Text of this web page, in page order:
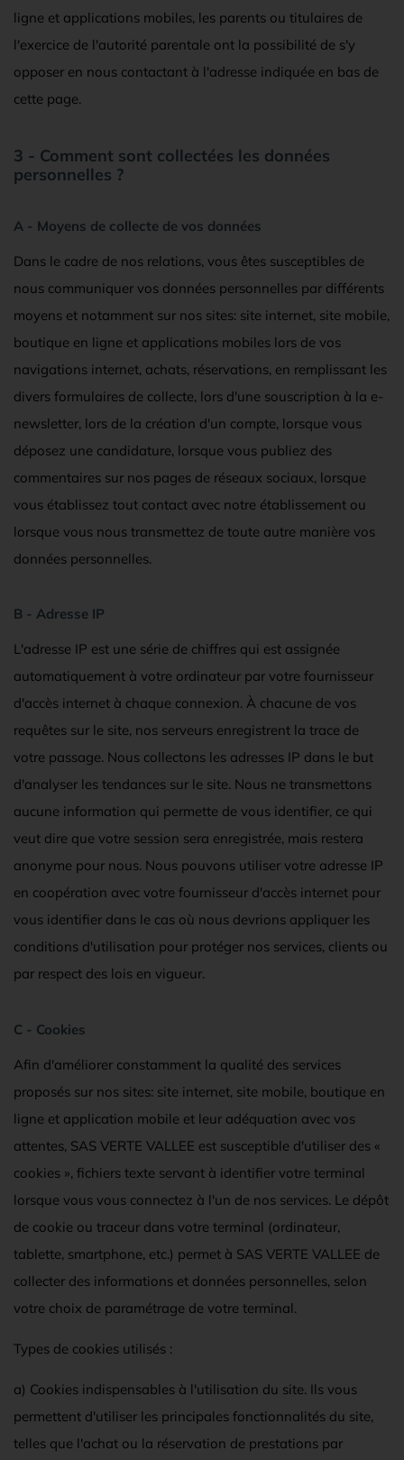
ligne et applications mobiles, les parents ou titulaires de
l'exercice de l'autorité parentale ont la possibilité de s'y
opposer en nous contactant à l'adresse indiquée en bas de
cette page.
3 - Comment sont collectées les données
personnelles ?
A - Moyens de collecte de vos données
Dans le cadre de nos relations, vous êtes susceptibles de
nous communiquer vos données personnelles par différents
moyens et notamment sur nos sites: site internet, site mobile,
boutique en ligne et applications mobiles lors de vos
navigations internet, achats, réservations, en remplissant les
divers formulaires de collecte, lors d'une souscription à la e-
newsletter, lors de la création d'un compte, lorsque vous
déposez une candidature, lorsque vous publiez des
commentaires sur nos pages de réseaux sociaux, lorsque
vous établissez tout contact avec notre établissement ou
lorsque vous nous transmettez de toute autre manière vos
données personnelles.
B - Adresse IP
L'adresse IP est une série de chiffres qui est assignée
automatiquement à votre ordinateur par votre fournisseur
d'accès internet à chaque connexion. À chacune de vos
requêtes sur le site, nos serveurs enregistrent la trace de
votre passage. Nous collectons les adresses IP dans le but
d'analyser les tendances sur le site. Nous ne transmettons
aucune information qui permette de vous identifier, ce qui
veut dire que votre session sera enregistrée, mais restera
anonyme pour nous. Nous pouvons utiliser votre adresse IP
en coopération avec votre fournisseur d'accès internet pour
vous identifier dans le cas où nous devrions appliquer les
conditions d'utilisation pour protéger nos services, clients ou
par respect des lois en vigueur.
C - Cookies
Afin d'améliorer constamment la qualité des services
proposés sur nos sites: site internet, site mobile, boutique en
ligne et application mobile et leur adéquation avec vos
attentes, SAS VERTE VALLEE est susceptible d'utiliser des «
cookies », fichiers texte servant à identifier votre terminal
lorsque vous vous connectez à l'un de nos services. Le dépôt
de cookie ou traceur dans votre terminal (ordinateur,
tablette, smartphone, etc.) permet à SAS VERTE VALLEE de
collecter des informations et données personnelles, selon
votre choix de paramétrage de votre terminal.
Types de cookies utilisés :
a) Cookies indispensables à l'utilisation du site. Ils vous
permettent d'utiliser les principales fonctionnalités du site,
telles que l'achat ou la réservation de prestations par